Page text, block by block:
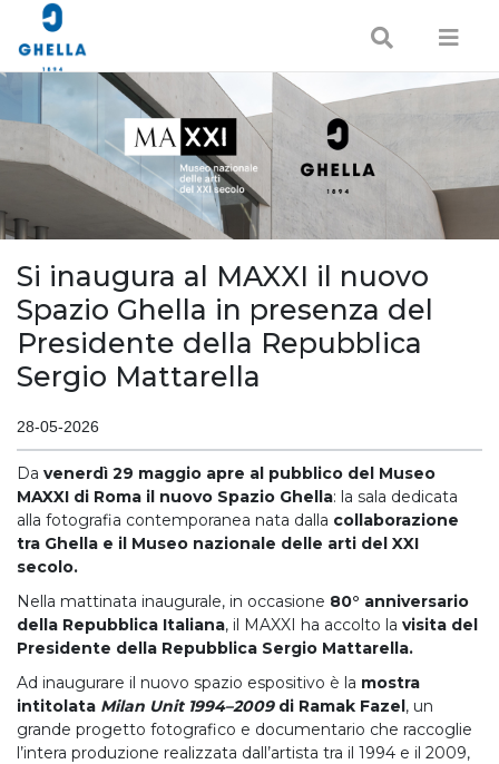
Si inaugura al MAXXI il nuovo
Spazio Ghella in presenza del
Presidente della Repubblica
Sergio Mattarella
28-05-2026
Da venerdì 29 maggio apre al pubblico del Museo
MAXXI di Roma il nuovo Spazio Ghella: la sala dedicata
alla fotografia contemporanea nata dalla collaborazione
tra Ghella e il Museo nazionale delle arti del XXI
secolo.
Nella mattinata inaugurale, in occasione 80° anniversario
della Repubblica Italiana, il MAXXI ha accolto la visita del
Presidente della Repubblica Sergio Mattarella.
Ad inaugurare il nuovo spazio espositivo è la mostra
intitolata Milan Unit 1994–2009di Ramak Fazel, un
grande progetto fotografico e documentario che raccoglie
l’intera produzione realizzata dall’artista tra il 1994 e il 2009,